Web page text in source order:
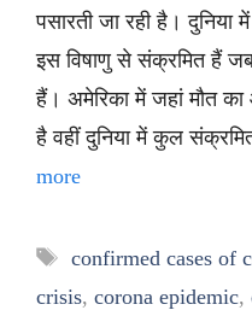
पसारती जा रही है।
इस विषाणु से संक्रमित हैं
हैं। अमेरिका में जहां मौत
है वहीं दुनिया में कुल
more
Tags
confirmed cases of
crisis, corona epidemic,